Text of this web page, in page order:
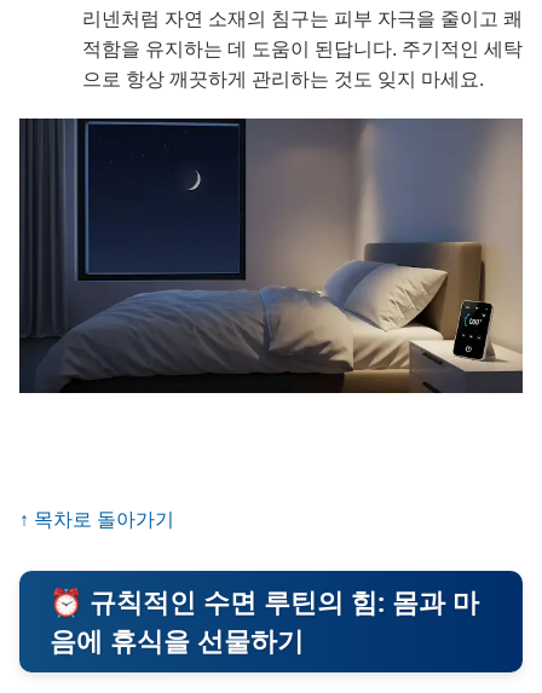
리넨처럼 자연 소재의 침구는 피부 자극을 줄이고 쾌
적함을 유지하는 데 도움이 된답니다. 주기적인 세탁
으로 항상 깨끗하게 관리하는 것도 잊지 마세요.
↑ 목차로 돌아가기
⏰ 규칙적인 수면 루틴의 힘: 몸과 마
음에 휴식을 선물하기